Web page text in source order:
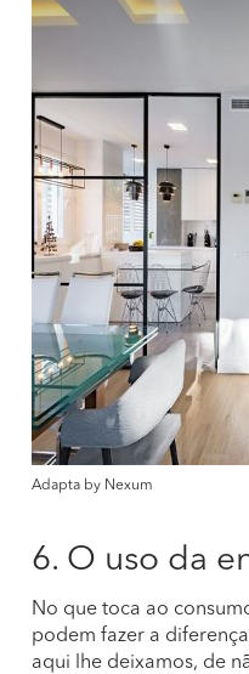
Adapta by Nexum
6. O uso da
No que toca ao
podem fazer a
aqui lhe deixamos, de